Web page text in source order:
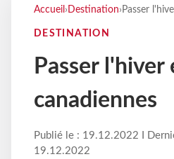
Accueil › Destination› Passer
DESTINATION
Passer l'hiver
canadiennes
Publié le : 19.12.2022 I
19.12.2022